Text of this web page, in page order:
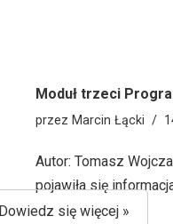
Moduł trzeci
przez Marcin Łącki
Autor: Tomasz
pojawiła się
Dowiedz się więcej »